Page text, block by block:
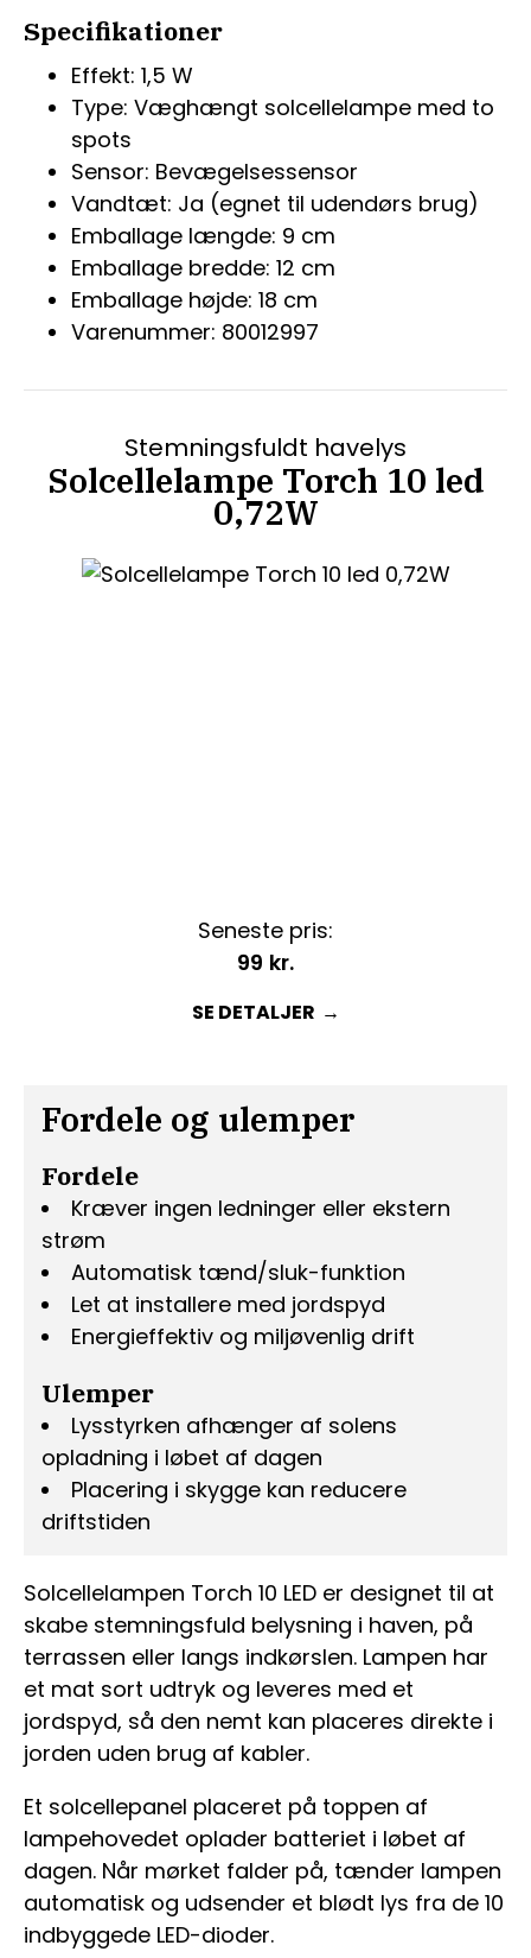
Specifikationer
Effekt: 1,5 W
Type: Væghængt solcellelampe med to
spots
Sensor: Bevægelsessensor
Vandtæt: Ja (egnet til udendørs brug)
Emballage længde: 9 cm
Emballage bredde: 12 cm
Emballage højde: 18 cm
Varenummer: 80012997
Stemningsfuldt havelys
Solcellelampe Torch 10 led
0,72W
Solcellelampen Torch 10 LED er designet til at
skabe stemningsfuld belysning i haven, på
terrassen eller langs indkørslen. Lampen har
et mat sort udtryk og leveres med et
jordspyd, så den nemt kan placeres direkte i
jorden uden brug af kabler.
Et solcellepanel placeret på toppen af
lampehovedet oplader batteriet i løbet af
dagen. Når mørket falder på, tænder lampen
automatisk og udsender et blødt lys fra de 10
indbyggede LED-dioder.
Fordele og ulemper
Fordele
Kræver ingen ledninger eller ekstern
strøm
Automatisk tænd/sluk-funktion
Let at installere med jordspyd
Energieffektiv og miljøvenlig drift
Ulemper
Lysstyrken afhænger af solens
opladning i løbet af dagen
Placering i skygge kan reducere
driftstiden
Seneste pris:
99 kr.
SE DETALJER